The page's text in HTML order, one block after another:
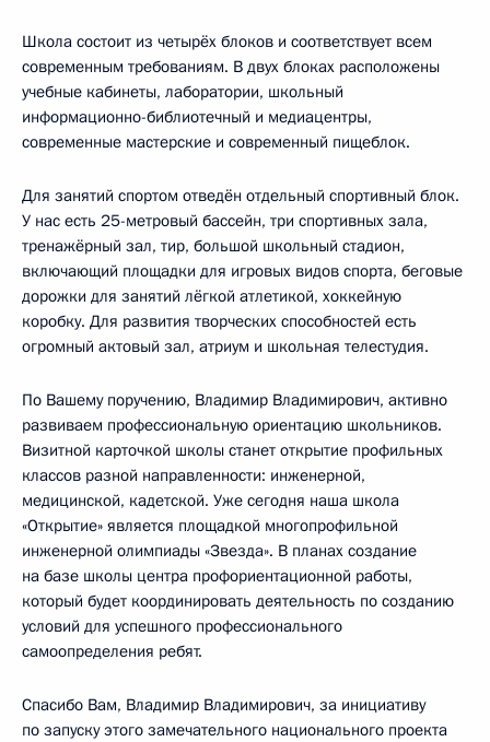
Школа состоит из четырёх блоков и соответствует всем
современным требованиям. В двух блоках расположены
учебные кабинеты, лаборатории, школьный
информационно-библиотечный и медиацентры,
современные мастерские и современный пищеблок.
Для занятий спортом отведён отдельный спортивный блок.
У нас есть 25-метровый бассейн, три спортивных зала,
тренажёрный зал, тир, большой школьный стадион,
включающий площадки для игровых видов спорта, беговые
дорожки для занятий лёгкой атлетикой, хоккейную
коробку. Для развития творческих способностей есть
огромный актовый зал, атриум и школьная телестудия.
По Вашему поручению, Владимир Владимирович, активно
развиваем профессиональную ориентацию школьников.
Визитной карточкой школы станет открытие профильных
классов разной направленности: инженерной,
медицинской, кадетской. Уже сегодня наша школа
«Открытие» является площадкой многопрофильной
инженерной олимпиады «Звезда». В планах создание
на базе школы центра профориентационной работы,
который будет координировать деятельность по созданию
условий для успешного профессионального
самоопределения ребят.
Спасибо Вам, Владимир Владимирович, за инициативу
по запуску этого замечательного национального проекта